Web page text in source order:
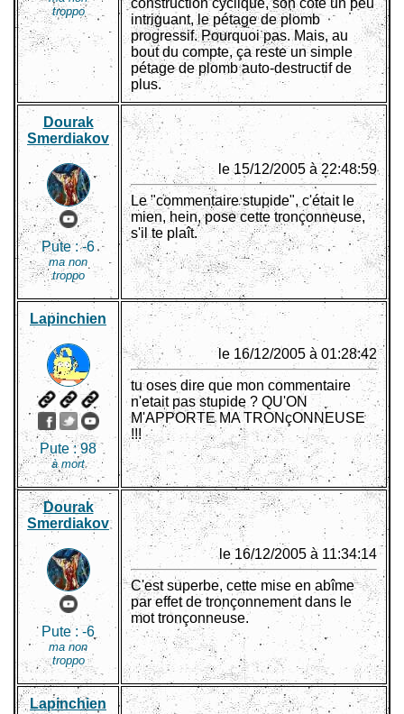
troppo
construction cyclique, son côté un peu
intriguant, le pétage de plomb
progressif. Pourquoi pas. Mais, au
bout du compte, ça reste un simple
pétage de plomb auto-destructif de
plus.
Dourak
Smerdiakov
Pute :-6
ma non
troppo
le 15/12/2005 à 22:48:59
Le "commentaire stupide", c'était le
mien, hein, pose cette tronçonneuse,
s'il te plaît.
Lapinchien
Pute :98
à mort
le 16/12/2005 à 01:28:42
tu oses dire que mon commentaire
n'etait pas stupide ? QU'ON
M'APPORTE MA TRONçONNEUSE
!!!
Dourak
Smerdiakov
Pute : -6
ma non
troppo
le 16/12/2005 à 11:34:14
C'est superbe, cette mise en abîme
par effet de tronçonnement dans le
mot tronçonneuse.
Lapinchien